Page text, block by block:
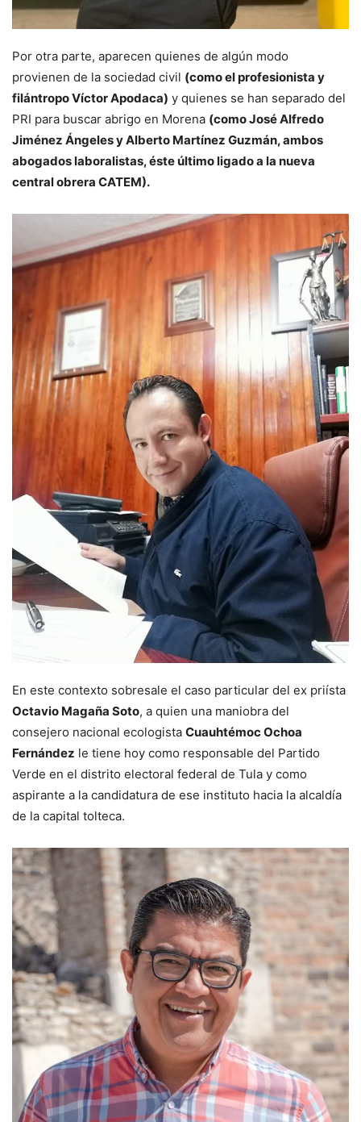
Por otra parte, aparecen quienes de algún modo
provienen de la sociedad civil (como el profesionista y
filántropo Víctor Apodaca) y quienes se han separado del
PRI para buscar abrigo en Morena (como José Alfredo
Jiménez Ángeles y Alberto Martínez Guzmán, ambos
abogados laboralistas, éste último ligado a la nueva
central obrera CATEM).
En este contexto sobresale el caso particular del ex priísta
Octavio Magaña Soto, a quien una maniobra del
consejero nacional ecologista Cuauhtémoc Ochoa
Fernández le tiene hoy como responsable del Partido
Verde en el distrito electoral federal de Tula y como
aspirante a la candidatura de ese instituto hacia la alcaldía
de la capital tolteca.